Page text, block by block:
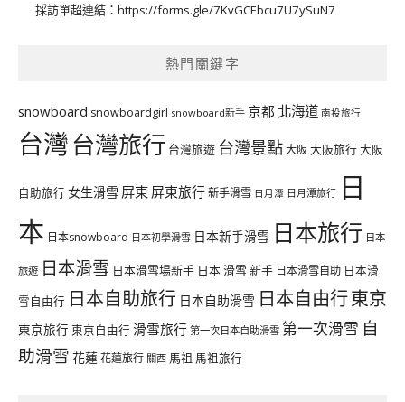
採訪單超連結： https://forms.gle/7KvGCEbcu7U7ySuN7
熱門關鍵字
snowboard snowboardgirl snowboard新手 京都 北海道 南投旅行
台灣台灣旅行 台灣旅遊 台灣景點大阪大阪旅行大阪
自助旅行 女生滑雪 屏東 屏東旅行新手滑雪 日月潭 日月潭旅行 日
本 日本snowboard 日本初學滑雪 日本新手滑雪 日本旅行 日本
旅遊 日本滑雪 日本滑雪場新手 日本 滑雪 新手 日本滑雪自助 日本滑
雪自由行 日本自助旅行 日本自助滑雪 日本自由行東京
東京旅行 東京自由行 滑雪旅行 第一次日本自助滑雪 第一次滑雪 自
助滑雪 花蓮花蓮旅行 關西 馬祖 馬祖旅行